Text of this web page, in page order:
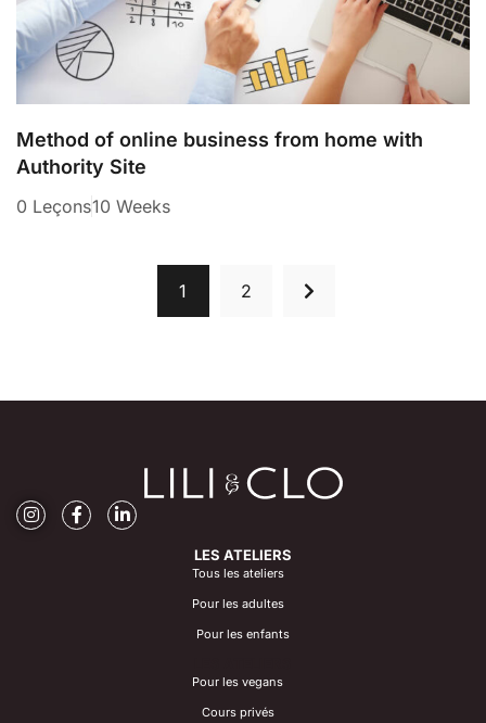
Method of online business from home with
Authority Site
0 Leçons10 Weeks
1 2
LES ATELIERS
Tous les ateliers
Pour les adultes
Pour les enfants
Pour les vegans
Cours privés